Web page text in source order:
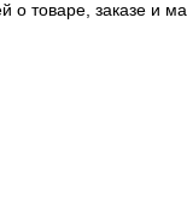
товаре, заказе и